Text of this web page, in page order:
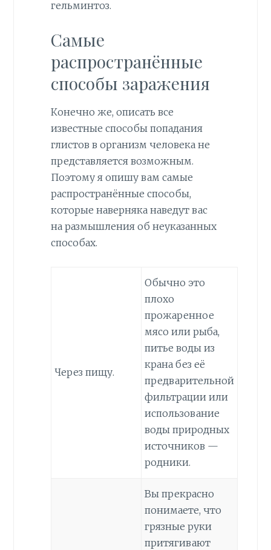
гельминтоз.
Самые
распространённые
способы заражения
Конечно же, описать все
известные способы попадания
глистов в организм человека не
представляется возможным.
Поэтому я опишу вам самые
распространённые способы,
которые наверняка наведут вас
на размышления об неуказанных
способах.
Через пищу.
Обычно это
плохо
прожаренное
мясо или рыба,
питье воды из
крана без её
предварительной
фильтрации или
использование
воды природных
источников —
родники.
Вы прекрасно
понимаете, что
грязные руки
притягивают